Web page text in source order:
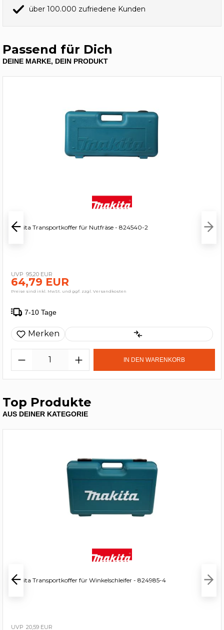
über 100.000 zufriedene Kunden
Passend für Dich
DEINE MARKE, DEIN PRODUKT
Makita Transportkoffer für Nutfräse - 824540-2
95,20 EUR
64,79 EUR
Preise sind inkl. MwSt. und ggf. zzgl. Versandkosten
7-10 Tage
Merken
IN DEN WARENKORB
Top Produkte
AUS DEINER KATEGORIE
Makita Transportkoffer für Winkelschleifer - 824985-4
20,59 EUR